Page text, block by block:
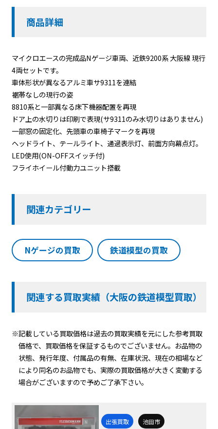
商品詳細
マイクロエースの完成品Nゲージ車両、近鉄9200系 大阪線 現行
4両セットです。
車体形状が異なるアルミ車サ9311を連結
裾帯なしの現行の姿
8810系と一部異なる床下機器配置を再現
ドア上の水切りは印刷で表現(サ9311のみ水切りはありません)
一部窓の固定化、先頭車の車椅子マークを再現
ヘッドライト、テールライト、通過表示灯、前面方向幕点灯。
LED使用(ON-OFFスイッチ付)
フライホイール付動力ユニット搭載
関連カテゴリー
Nゲージの買取 鉄道模型の買取
関連する買取実績（大阪の鉄道模型買取）
※記載している買取価格は過去の買取実績を元にした参考買取
価格で、買取価格を保証するものでございません。お品物の
状態、発行年度、付属品の有無、在庫状況、現在の相場など
により同名のお品物でも、実際の買取価格が大きく変動する
場合がございますので予めご了承下さい。
出張買取 池田市